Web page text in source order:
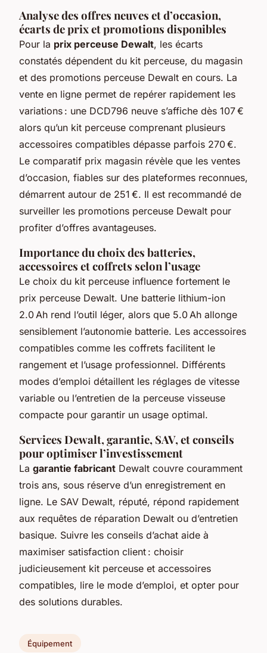
Analyse des offres neuves et d’occasion,
écarts de prix et promotions disponibles
Pour la prix perceuse Dewalt, les écarts
constatés dépendent du kit perceuse, du magasin
et des promotions perceuse Dewalt en cours. La
vente en ligne permet de repérer rapidement les
variations : une DCD796 neuve s’affiche dès 107 €
alors qu’un kit perceuse comprenant plusieurs
accessoires compatibles dépasse parfois 270 €.
Le comparatif prix magasin révèle que les ventes
d’occasion, fiables sur des plateformes reconnues,
démarrent autour de 251 €. Il est recommandé de
surveiller les promotions perceuse Dewalt pour
profiter d’offres avantageuses.
Importance du choix des batteries,
accessoires et coffrets selon l’usage
Le choix du kit perceuse influence fortement le
prix perceuse Dewalt. Une batterie lithium-ion
2.0 Ah rend l’outil léger, alors que 5.0 Ah allonge
sensiblement l’autonomie batterie. Les accessoires
compatibles comme les coffrets facilitent le
rangement et l’usage professionnel. Différents
modes d’emploi détaillent les réglages de vitesse
variable ou l’entretien de la perceuse visseuse
compacte pour garantir un usage optimal.
Services Dewalt, garantie, SAV, et conseils
pour optimiser l’investissement
La garantie fabricant Dewalt couvre couramment
trois ans, sous réserve d’un enregistrement en
ligne. Le SAV Dewalt, réputé, répond rapidement
aux requêtes de réparation Dewalt ou d’entretien
basique. Suivre les conseils d’achat aide à
maximiser satisfaction client : choisir
judicieusement kit perceuse et accessoires
compatibles, lire le mode d’emploi, et opter pour
des solutions durables.
Équipement